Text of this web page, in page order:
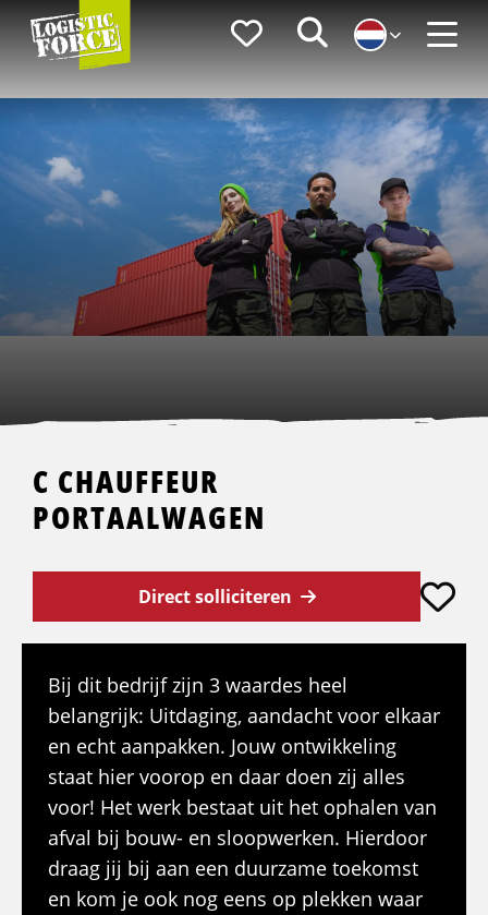
Logistic
Force
FavorietenZoeken
C CHAUFFEUR
PORTAALWAGEN
Direct solliciteren
Bij dit bedrijf zijn 3 waardes heel
belangrijk: Uitdaging, aandacht voor elkaar
en echt aanpakken. Jouw ontwikkeling
staat hier voorop en daar doen zij alles
voor! Het werk bestaat uit het ophalen van
afval bij bouw- en sloopwerken. Hierdoor
draag jij bij aan een duurzame toekomst
en kom je ook nog eens op plekken waar